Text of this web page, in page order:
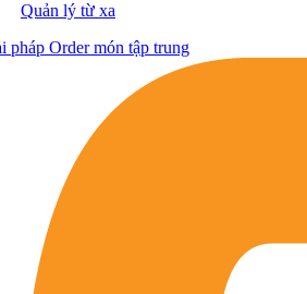
Quản lý từ xa
pháp Order món tập trung